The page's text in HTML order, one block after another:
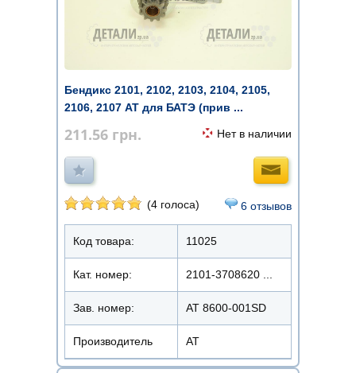
Бендикс 2101, 2102, 2103, 2104, 2105,
2106, 2107 AT для БАТЭ (прив ...
211.56 грн. Нет в наличии
(4 голоса) 6 отзывов
Код товара: 11025
Кат. номер: 2101-3708620 ...
Зав. номер: AT 8600-001SD
Производитель АТ